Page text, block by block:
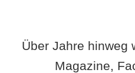
Über Jahre hinweg
Magazine,